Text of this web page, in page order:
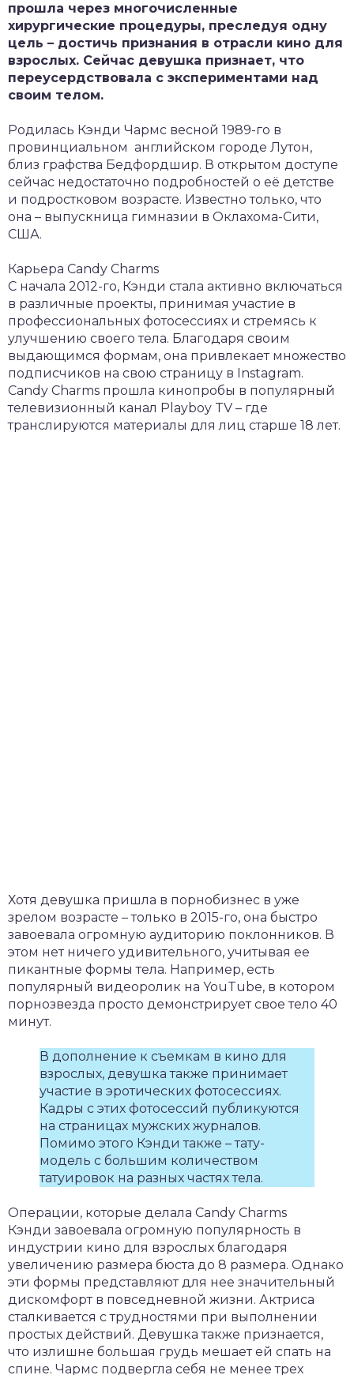
прошла через многочисленные
хирургические процедуры, преследуя одну
цель – достичь признания в отрасли кино для
взрослых. Сейчас девушка признает, что
переусердствовала с экспериментами над
своим телом.
Родилась Кэнди Чармс весной 1989-го в
провинциальном английском городе Лутон,
близ графства Бедфордшир. В открытом доступе
сейчас недостаточно подробностей о её детстве
и подростковом возрасте. Известно только, что
она – выпускница гимназии в Оклахома-Сити,
США.
Карьера Candy Charms
С начала 2012-го, Кэнди стала активно включаться
в различные проекты, принимая участие в
профессиональных фотосессиях и стремясь к
улучшению своего тела. Благодаря своим
выдающимся формам, она привлекает множество
подписчиков на свою страницу в Instagram.
Candy Charms прошла кинопробы в популярный
телевизионный канал Playboy TV – где
транслируются материалы для лиц старше 18 лет.
Хотя девушка пришла в порнобизнес в уже
зрелом возрасте – только в 2015-го, она быстро
завоевала огромную аудиторию поклонников. В
этом нет ничего удивительного, учитывая ее
пикантные формы тела. Например, есть
популярный видеоролик на YouTube, в котором
порнозвезда просто демонстрирует свое тело 40
минут.
В дополнение к съемкам в кино для
взрослых, девушка также принимает
участие в эротических фотосессиях.
Кадры с этих фотосессий публикуются
на страницах мужских журналов.
Помимо этого Кэнди также – тату-
модель с большим количеством
татуировок на разных частях тела.
Операции, которые делала Candy Charms
Кэнди завоевала огромную популярность в
индустрии кино для взрослых благодаря
увеличению размера бюста до 8 размера. Однако
эти формы представляют для нее значительный
дискомфорт в повседневной жизни. Актриса
сталкивается с трудностями при выполнении
простых действий. Девушка также признается,
что излишне большая грудь мешает ей спать на
спине. Чармс подвергла себя не менее трех